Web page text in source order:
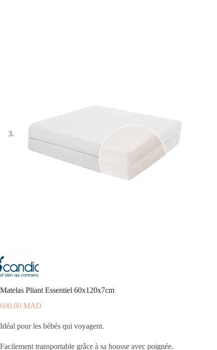
Matelas Pliant Essentiel 60x120x7cm
600,00 MAD
Idéal pour les bébés qui voyagent.
Facilement transportable grâce à sa housse avec poignée.